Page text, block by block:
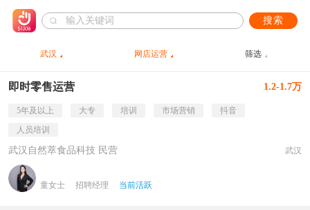
搜索
武汉 网店运营 筛选
即时零售运营 1.2-1.7万
5年及以上 大专 培训 市场营销
抖音
人员培训
武汉自然萃食品科技 民营 武汉
童女士 招聘经理 当前活跃